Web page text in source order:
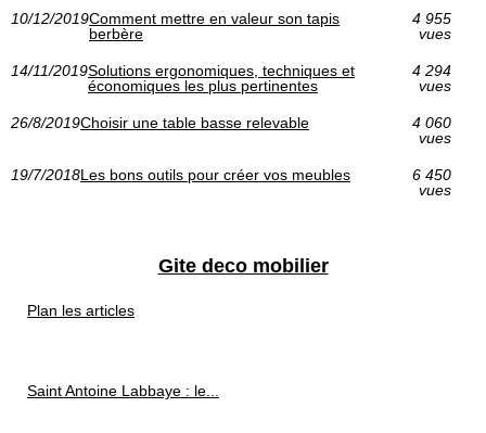
10/12/2019Comment mettre en valeur son tapis
berbère
4 955
vues
14/11/2019Solutions ergonomiques, techniques et
économiques les plus pertinentes
4 294
vues
26/8/2019Choisir une table basse relevable
4 060
vues
19/7/2018Les bons outils pour créer vos meubles
6 450
vues
Gite deco mobilier
Plan les articles
Saint Antoine Labbaye : le...